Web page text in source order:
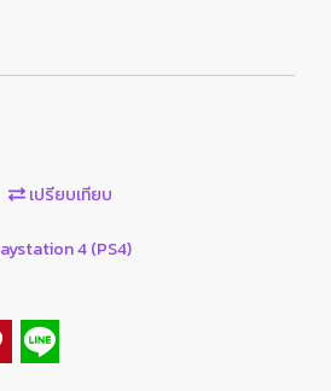
เปรียบเทียบ
4 (PS4)